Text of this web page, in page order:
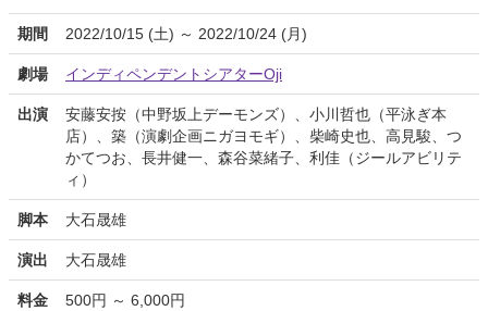
期間 2022/10/15 (土) ～ 2022/10/24 (月)
劇場 インディペンデントシアターOji
出演
安藤安按（中野坂上デーモンズ）、小川哲也（平泳ぎ本
店）、築（演劇企画ニガヨモギ）、柴崎史也、高見駿、つ
かてつお、長井健一、森谷菜緒子、利佳（ジールアビリテ
ィ）
脚本 大石晟雄
演出 大石晟雄
料金
500円 ～ 6,000円